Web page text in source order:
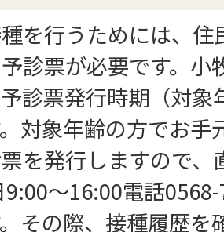
を行うためには、
診票が必要です。小
診票発行時期（対象
対象年齢の方でお手
を発行しますので
～16:00電話
その際、接種履歴を